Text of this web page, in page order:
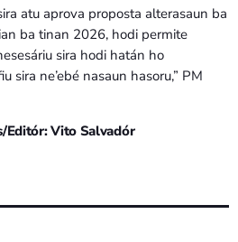
atu aprova proposta alterasaun ba
ba tinan 2026, hodi permite
sira hodi hatán ho
sira ne’ebé nasaun hasoru,” PM
Editór: Vito Salvadór